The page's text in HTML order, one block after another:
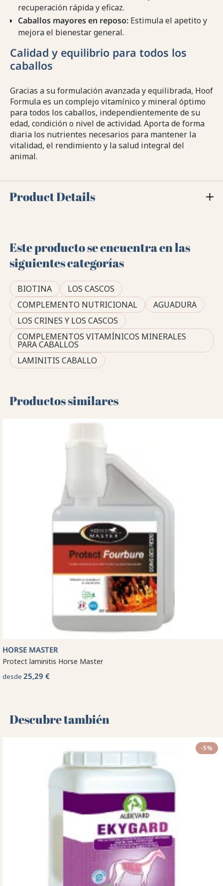
recuperación rápida y eficaz.
Caballos mayores en reposo: Estimula el apetito y
mejora el bienestar general.
Calidad y equilibrio para todos los
caballos
Gracias a su formulación avanzada y equilibrada, Hoof
Formula es un complejo vitamínico y mineral óptimo
para todos los caballos, independientemente de su
edad, condición o nivel de actividad. Aporta de forma
diaria los nutrientes necesarios para mantener la
vitalidad, el rendimiento y la salud integral del
animal.
Product Details
Este producto se encuentra en las
siguientes categorías
BIOTINA
LOS CASCOS
COMPLEMENTO NUTRICIONAL
AGUADURA
LOS CRINES Y LOS CASCOS
COMPLEMENTOS VITAMÍNICOS MINERALES
PARA CABALLOS
LAMINITIS CABALLO
Productos similares
HORSE MASTER
Protect laminitis Horse Master
desde 25,29 €
Descubre también 🌻
-5%